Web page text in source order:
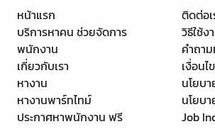
หน้าแรก
บริการหาคน ช่วยจัดการ
พนักงาน
เกี่ยวกับเรา
หางาน
หางานพาร์ทไทม์
ประกาศหาพนักงาน ฟรี
ติดต่อเ
วิธีใช้ง
คำถา
เงื่อน
นโยบ
นโยบ
Job